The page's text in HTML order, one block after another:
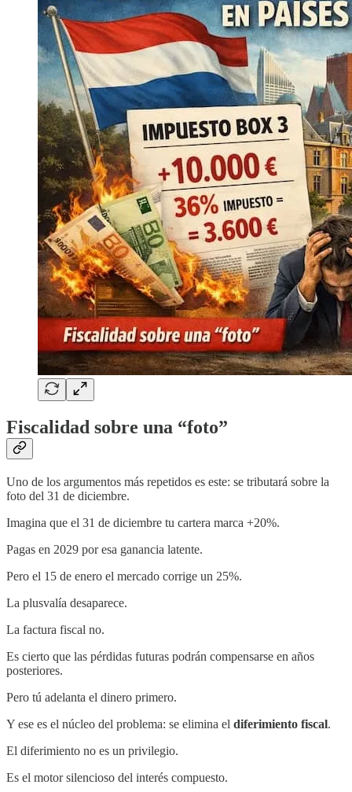
Fiscalidad sobre una “foto”
Uno de los argumentos más repetidos es este: se tributará sobre la
foto del 31 de diciembre.
Imagina que el 31 de diciembre tu cartera marca +20%.
Pagas en 2029 por esa ganancia latente.
Pero el 15 de enero el mercado corrige un 25%.
La plusvalía desaparece.
La factura fiscal no.
Es cierto que las pérdidas futuras podrán compensarse en años
posteriores.
Pero tú adelanta el dinero primero.
Y ese es el núcleo del problema: se elimina el diferimiento fiscal.
El diferimiento no es un privilegio.
Es el motor silencioso del interés compuesto.